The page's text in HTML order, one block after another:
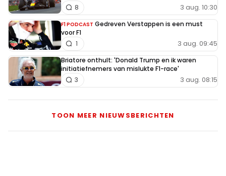
3 aug. 10:30
8
F1 PODCAST Gedreven Verstappen is een must
voor F1
3 aug. 09:45
1
Briatore onthult: 'Donald Trump en ik waren
initiatiefnemers van mislukte F1-race'
3 aug. 08:15
3
TOON MEER NIEUWSBERICHTEN